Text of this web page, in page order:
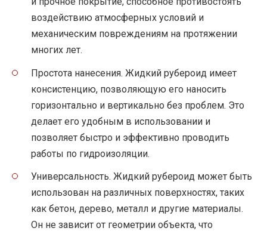
воздействию атмосферных условий и
механическим повреждениям на протяжении
многих лет.
Простота нанесения. Жидкий рубероид имеет
консистенцию, позволяющую его наносить
горизонтально и вертикально без проблем. Это
делает его удобным в использовании и
позволяет быстро и эффективно проводить
работы по гидроизоляции.
Универсальность. Жидкий рубероид может быть
использован на различных поверхностях, таких
как бетон, дерево, металл и другие материалы.
Он не зависит от геометрии объекта, что